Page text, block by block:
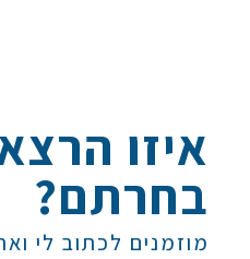
איזו
בחרתם?
מוזמנים לכתוב לי